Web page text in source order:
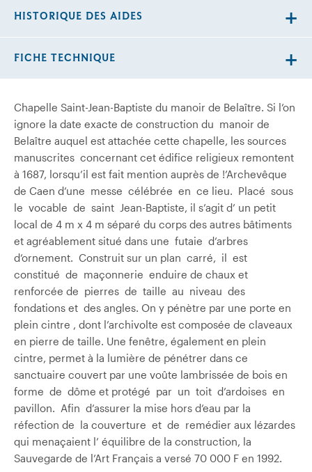
Chapelle Saint-Jean-Baptiste du manoir de Belaître. Si l’on
ignore la date exacte de construction du manoir de
Belaître auquel est attachée cette chapelle, les sources
manuscrites concernant cet édifice religieux remontent
à 1687, lorsqu’il est fait mention auprès de !’Archevêque
de Caen d’une messe célébrée en ce lieu. Placé sous
le vocable de saint Jean-Baptiste, il s’agit d’ un petit
local de 4 m x 4 m séparé du corps des autres bâtiments
et agréablement situé dans une futaie d’arbres
d’ornement. Construit sur un plan carré, il est
constitué de maçonnerie enduire de chaux et
renforcée de pierres de taille au niveau des
fondations et des angles. On y pénètre par une porte en
plein cintre , dont l’archivolte est composée de claveaux
en pierre de taille. Une fenêtre, également en plein
cintre, permet à la lumière de pénétrer dans ce
sanctuaire couvert par une voûte lambrissée de bois en
forme de dôme et protégé par un toit d’ardoises en
pavillon. Afin d’assurer la mise hors d’eau par la
réfection de la couverture et de remédier aux lézardes
qui menaçaient l’ équilibre de la construction, la
Sauvegarde de l’Art Français a versé 70 000 F en 1992.
HISTORIQUE DES AIDES
FICHE TECHNIQUE